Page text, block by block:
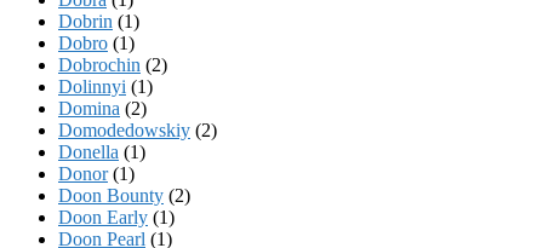
Dobrin (1)
Dobro (1)
Dobrochin (2)
Dolinnyi (1)
Domina (2)
Domodedowskiy (2)
Donella (1)
Donor(1)
Doon Bounty (2)
Doon Early (1)
Doon Pearl (1)